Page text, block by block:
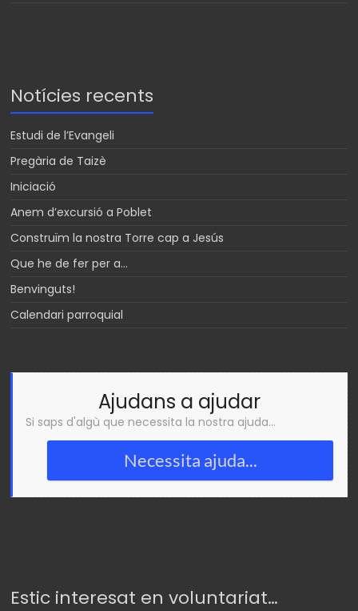
Notícies recents
Estudi de l’Evangeli
Pregària de Taizè
Iniciació
Anem d’excursió a Poblet
Construïm la nostra Torre cap a Jesús
Que he de fer per a…
Benvinguts!
Calendari parroquial
Ajudans a ajudar
Si saps d'algù que necessita la nostra ajuda...
Necessita ajuda...
Estic interesat en voluntariat…